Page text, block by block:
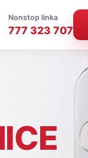
Nonstop linka
777 323 707